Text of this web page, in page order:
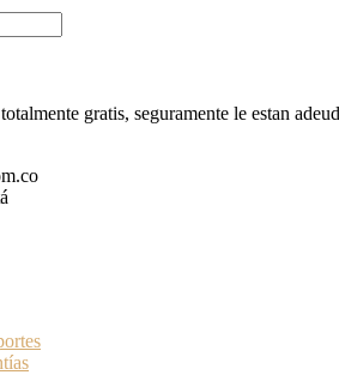
gratis, seguramente le estan